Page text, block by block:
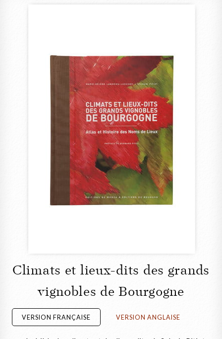
Climats et lieux-dits des grands
vignobles de Bourgogne
VERSION FRANÇAISE VERSION ANGLAISE